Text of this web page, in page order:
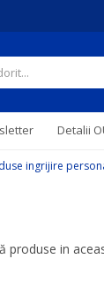
Detalii
ingrijire
produse in